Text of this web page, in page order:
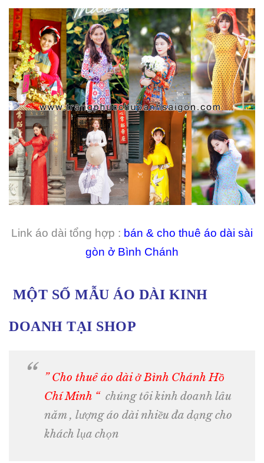
Link áo dài tổng hợp : bán & cho thuê áo dài sài
gòn ở Bình Chánh
MỘT SỐ MẪU ÁO DÀI KINH
DOANH TẠI SHOP
” Cho thuê áo dài ở Bình Chánh Hồ
Chí Minh “chúng tôi kinh doanh lâu
năm , lượng áo dài nhiều đa dạng cho
khách lụa chọn